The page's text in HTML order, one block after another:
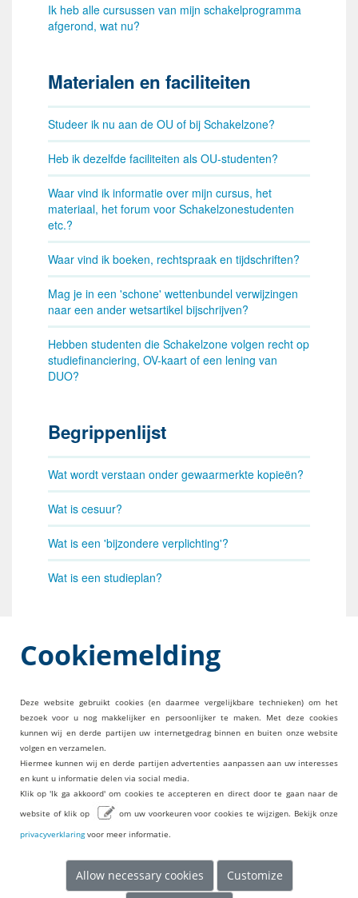
Ik heb alle cursussen van mijn schakelprogramma
afgerond, wat nu?
Materialen en faciliteiten
Studeer ik nu aan de OU of bij Schakelzone?
Heb ik dezelfde faciliteiten als OU-studenten?
Waar vind ik informatie over mijn cursus, het
materiaal, het forum voor Schakelzonestudenten
etc.?
Waar vind ik boeken, rechtspraak en tijdschriften?
Mag je in een 'schone' wettenbundel verwijzingen
naar een ander wetsartikel bijschrijven?
Hebben studenten die Schakelzone volgen recht op
studiefinanciering, OV-kaart of een lening van
DUO?
Begrippenlijst
Wat wordt verstaan onder gewaarmerkte kopieën?
Wat is cesuur?
Wat is een 'bijzondere verplichting'?
Wat is een studieplan?
Kan ik rechten ontlenen aan de informatie op deze
Cookiemelding
Deze website gebruikt cookies (en daarmee vergelijkbare technieken) om het
bezoek voor u nog makkelijker en persoonlijker te maken. Met deze cookies
kunnen wij en derde partijen uw internetgedrag binnen en buiten onze website
volgen en verzamelen.
Hiermee kunnen wij en derde partijen advertenties aanpassen aan uw interesses
en kunt u informatie delen via social media.
Klik op 'Ik ga akkoord' om cookies te accepteren en direct door te gaan naar de
website of klik op
om uw voorkeuren voor cookies te wijzigen. Bekijk onze
privacyverklaringvoor meer informatie.
Allow necessary cookies Customize
CONTACT
Bureau Schakelzone Recht
bureauschakelzone@ou.nl
045 576 2888
VOOR STUDENTEN
Informatie over inschrijvingen